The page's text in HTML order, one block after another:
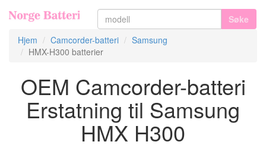
Søke
Hjem
Camcorder-batteri
Samsung
HMX-H300 batterier
OEM Camcorder-batteri
Erstatning til Samsung
HMX H300